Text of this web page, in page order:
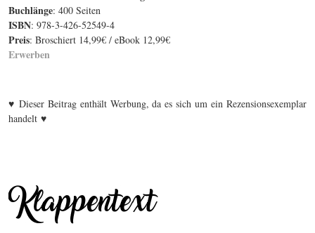
Buchlänge: 400 Seiten
ISBN: 978-3-426-52549-4
Preis: Broschiert 14,99€ / eBook 12,99€
Erwerben
♥ Dieser Beitrag enthält Werbung, da es sich um ein Rezensionsexemplar
handelt ♥